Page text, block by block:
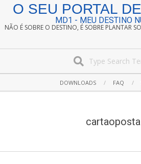
O SEU PORTAL DE
MD1 - MEU DESTINO
NÃO É SOBRE O DESTINO, É SOBRE PLANTAR
Navigation
DOWNLOADS FAQ
cartaopostal